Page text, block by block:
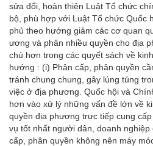
sửa đổi, hoàn thiện Luật Tổ chức
bộ, phù hợp với Luật Tổ chức Quốc
phủ theo hướng giảm các cơ quan
ương và phân nhiều quyền cho địa
chủ hơn trong các quyết sách về
hướng : (i) Phân cấp, phân quyền
tránh chung chung, gây lúng túng
việc ở địa phương. Quốc hội và
hơn vào xử lý những vấn đề lớn về
quyền địa phương trực tiếp cung
vụ tốt nhất người dân, doanh
cấp, phân quyền không nên máy